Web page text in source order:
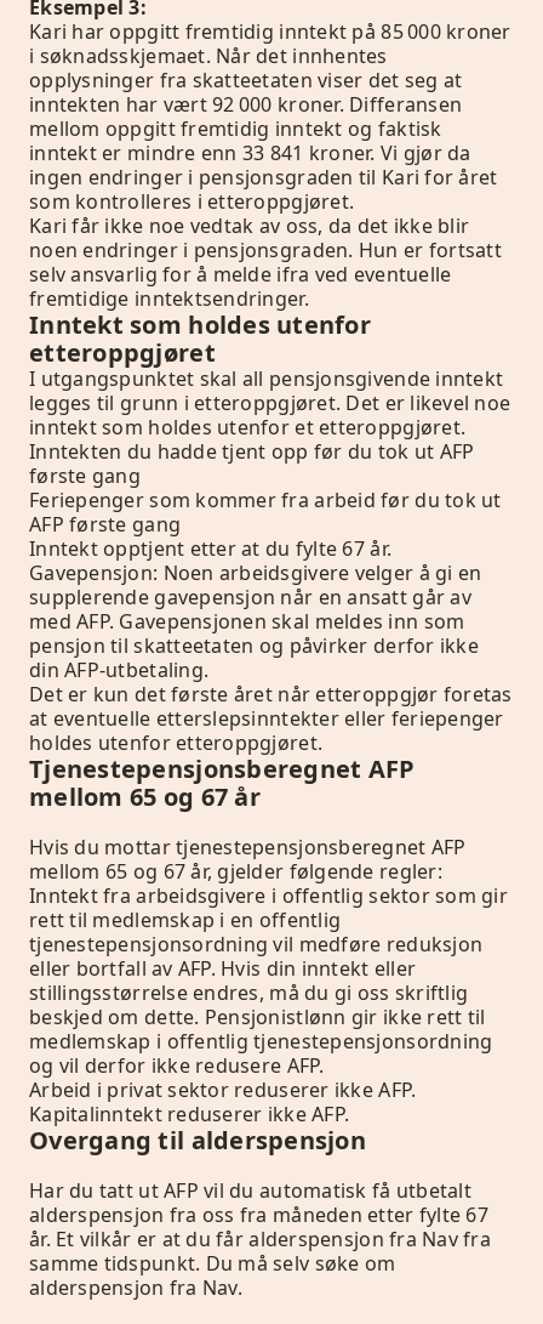
Eksempel 3:
Kari har oppgitt fremtidig inntekt på 85 000 kroner
i søknadsskjemaet. Når det innhentes
opplysninger fra skatteetaten viser det seg at
inntekten har vært 92 000 kroner. Differansen
mellom oppgitt fremtidig inntekt og faktisk
inntekt er mindre enn 33 841 kroner. Vi gjør da
ingen endringer i pensjonsgraden til Kari for året
som kontrolleres i etteroppgjøret.
Kari får ikke noe vedtak av oss, da det ikke blir
noen endringer i pensjonsgraden. Hun er fortsatt
selv ansvarlig for å melde ifra ved eventuelle
fremtidige inntektsendringer.
Inntekt som holdes utenfor
etteroppgjøret
I utgangspunktet skal all pensjonsgivende inntekt
legges til grunn i etteroppgjøret. Det er likevel noe
inntekt som holdes utenfor et etteroppgjøret.
Inntekten du hadde tjent opp før du tok ut AFP
første gang
Feriepenger som kommer fra arbeid før du tok ut
AFP første gang
Inntekt opptjent etter at du fylte 67 år.
Gavepensjon: Noen arbeidsgivere velger å gi en
supplerende gavepensjon når en ansatt går av
med AFP. Gavepensjonen skal meldes inn som
pensjon til skatteetaten og påvirker derfor ikke
din AFP-utbetaling.
Det er kun det første året når etteroppgjør foretas
at eventuelle etterslepsinntekter eller feriepenger
holdes utenfor etteroppgjøret.
Tjenestepensjonsberegnet AFP
mellom 65 og 67 år
Hvis du mottar tjenestepensjonsberegnet AFP
mellom 65 og 67 år, gjelder følgende regler:
Inntekt fra arbeidsgivere i offentlig sektor som gir
rett til medlemskap i en offentlig
tjenestepensjonsordning vil medføre reduksjon
eller bortfall av AFP. Hvis din inntekt eller
stillingsstørrelse endres, må du gi oss skriftlig
beskjed om dette. Pensjonistlønn gir ikke rett til
medlemskap i offentlig tjenestepensjonsordning
og vil derfor ikke redusere AFP.
Arbeid i privat sektor reduserer ikke AFP.
Kapitalinntekt reduserer ikke AFP.
Overgang til alderspensjon
Har du tatt ut AFP vil du automatisk få utbetalt
alderspensjon fra oss fra måneden etter fylte 67
år. Et vilkår er at du får alderspensjon fra Nav fra
samme tidspunkt. Du må selv søke om
alderspensjon fra Nav.